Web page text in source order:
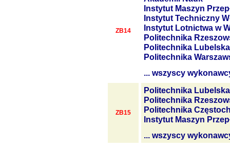
ZB14
Instytut Maszyn
Instytut Techniczny
Instytut Lotnictwa w
Politechnika
Politechnika Lubelska
Politechnika
... wszyscy
ZB15
Politechnika Lubelska
Politechnika
Politechnika
Instytut Maszyn
... wszyscy